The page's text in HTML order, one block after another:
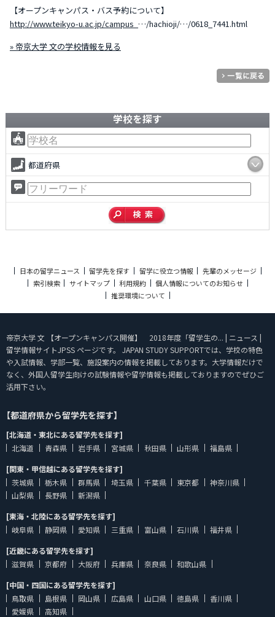
【オープンキャンパス・バス予約について】
http://www.teikyo-u.ac.jp/campus_ …/hachioji/…/0618_7441.html
» 帝京大学 文の学校情報を見る
学校を探す
都道府県
日本の留学ニュース 留学先を探す 留学に役立つ情報
先輩のメッセージ
索引検索
サイトマップ 利用規約
個人情報についてのお知らせ
推奨環境について
帝京大学 文 【オープンキャンパス開催】 2018年度「留学生の... | ニュース |
留学情報サイトJPSS ページです。 JAPAN STUDY SUPPORTでは、学校の特色
や入試情報、学部一覧、施設案内の情報を掲載しております。大学情報だけで
なく、外国人留学生向けの試験情報や留学情報も掲載しておりますのでぜひご
活用下さい。
【都道府県から留学先を探す】
[北海道・東北にある留学先を探す]
北海道
青森県 岩手県 宮城県 秋田県 山形県
福島県
[関東・甲信越にある留学先を探す]
茨城県
栃木県 群馬県 埼玉県 千葉県 東京都
神奈川県
山梨県
長野県
新潟県
[東海・北陸にある留学先を探す]
岐阜県
静岡県 愛知県 三重県 富山県 石川県
福井県
[近畿にある留学先を探す]
滋賀県
京都府 大阪府 兵庫県 奈良県
和歌山県
[中国・四国にある留学先を探す]
鳥取県
島根県 岡山県 広島県 山口県 徳島県
香川県
愛媛県
高知県